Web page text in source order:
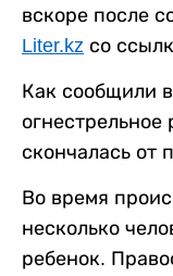
вскоре после
Liter.kz со
Как сообщили
огнестрельное
скончалась от
Во время
несколько
ребенок.